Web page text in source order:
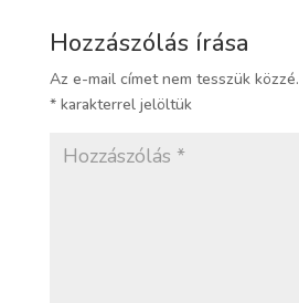
Hozzászólás írása
Az e-mail címet nem tesszük közzé.
*karakterrel jelöltük